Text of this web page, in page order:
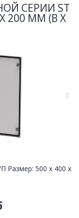
СЕРИИ ST
200 ММ (В Х
Размер: 500 x 400 x